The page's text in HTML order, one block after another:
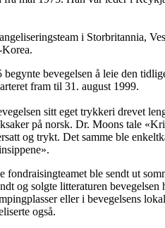
i Storbritannia,
begynte bevegelsen å leie den
fram til 31. august 1999.
sitt eget trykkeri drevet
på norsk. Dr. Moons tale
og trykt. Det samme ble
fondraisingteamet ble sendt ut
og solgte litteraturen bevegelsen
eller i bevegelsens
også.